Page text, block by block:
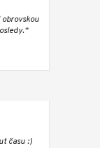
obrovskou
času :)